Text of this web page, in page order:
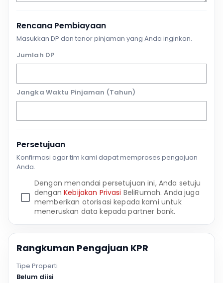
Rencana Pembiayaan
Masukkan DP dan tenor pinjaman yang Anda inginkan.
Jumlah DP
Jangka Waktu Pinjaman (Tahun)
Persetujuan
Konfirmasi agar tim kami dapat memproses pengajuan
Anda.
Dengan menandai persetujuan ini, Anda setuju
denganKebijakan Privasi BeliRumah. Anda juga
memberikan otorisasi kepada kami untuk
meneruskan data kepada partner bank.
Rangkuman Pengajuan KPR
Tipe Properti
Belum diisi